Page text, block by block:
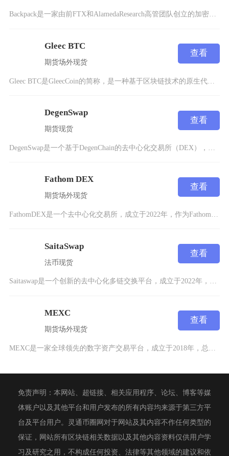
Backpack是一家由前FTX和AlamedaResearch高管团队创立的加密货币交易
Gleec BTC
期货场外现货
查看
Gleec BTC是GleecCoin的简称，是一种基于区块链技术的原生代币，由Gleec
DegenSwap
期货现货
查看
Fathom DEX
期货场外现货
查看
SaitaSwap
法币现货
查看
Saitaswap是一个创新的去中心化多链交换平台，成立于2022年，为加密货币爱好者提供
MEXC
期货场外现货
查看
免责声明：本网站、超链接、相关应用程序、论坛、博客等媒
体账户以及其他平台和用户发布的所有内容均来源于第三方平
台及平台用户。灵通币圈网对于网站及其内容不作任何类型的
保证，网站所有区块链相关数据以及其他内容资料仅供用户学
习及研究之用，不构成任何投资、法律等其他领域的建议和依